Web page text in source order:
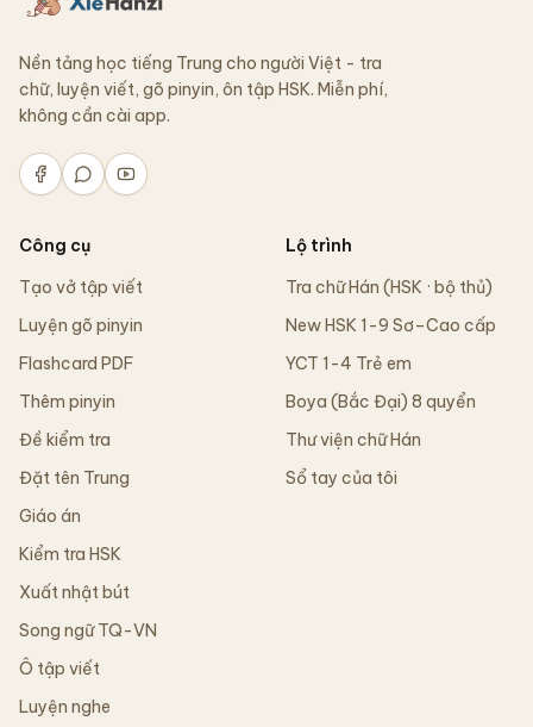
Nền tảng học tiếng Trung cho người Việt - tra
chữ, luyện viết, gõ pinyin, ôn tập HSK. Miễn phí,
không cần cài app.
Công cụ
Tạo vở tập viết
Luyện gõ pinyin
Flashcard PDF
Thêm pinyin
Đề kiểm tra
Đặt tên Trung
Giáo án
Kiểm tra HSK
Xuất nhật bút
Song ngữ TQ-VN
Ô tập viết
Luyện nghe
Lộ trình
Tra chữ Hán (HSK · bộ thủ)
New HSK 1-9 Sơ–Cao cấp
YCT 1-4 Trẻ em
Boya (Bắc Đại) 8 quyển
Thư viện chữ Hán
Sổ tay của tôi